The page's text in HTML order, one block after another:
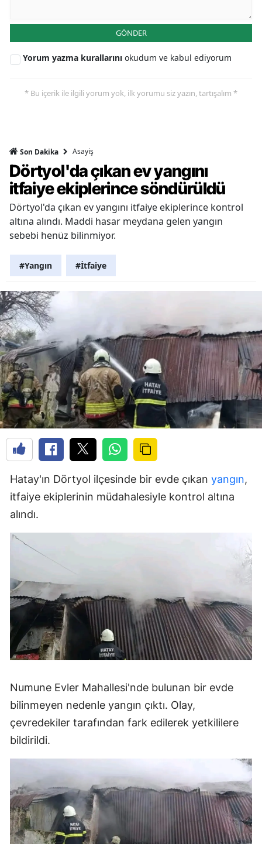
GÖNDER
Yorum yazma kurallarını okudum ve kabul ediyorum
* Bu içerik ile ilgili yorum yok, ilk yorumu siz yazın, tartışalım *
Son Dakika Asayiş
Dörtyol'da çıkan ev yangını
itfaiye ekiplerince söndürüldü
Dörtyol'da çıkan ev yangını itfaiye ekiplerince kontrol
altına alındı. Maddi hasar meydana gelen yangın
sebebi henüz bilinmiyor.
#Yangın #İtfaiye
Hatay'ın Dörtyol ilçesinde bir evde çıkan yangın,
itfaiye ekiplerinin müdahalesiyle kontrol altına
alındı.
Numune Evler Mahallesi'nde bulunan bir evde
bilinmeyen nedenle yangın çıktı. Olay,
çevredekiler tarafından fark edilerek yetkililere
bildirildi.